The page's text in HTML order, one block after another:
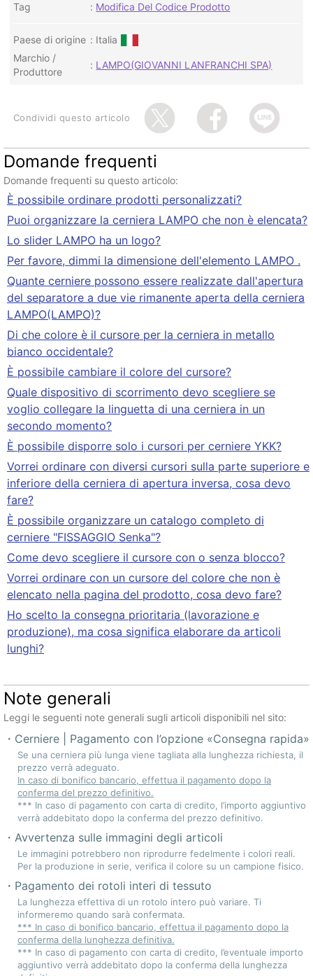
Tag
Modifica Del Codice Prodotto
Paese di origine
Italia
Marchio /
Produttore
LAMPO(GIOVANNI LANFRANCHI SPA)
Condividi questo articolo
Domande frequenti
Domande frequenti su questo articolo:
È possibile ordinare prodotti personalizzati?
Puoi organizzare la cerniera LAMPO che non è elencata?
Lo slider LAMPO ha un logo?
Per favore, dimmi la dimensione dell'elemento LAMPO .
Quante cerniere possono essere realizzate dall'apertura
del separatore a due vie rimanente aperta della cerniera
LAMPO(LAMPO)?
Di che colore è il cursore per la cerniera in metallo
bianco occidentale?
È possibile cambiare il colore del cursore?
Quale dispositivo di scorrimento devo scegliere se
voglio collegare la linguetta di una cerniera in un
secondo momento?
È possibile disporre solo i cursori per cerniere YKK?
Vorrei ordinare con diversi cursori sulla parte superiore e
inferiore della cerniera di apertura inversa, cosa devo
fare?
È possibile organizzare un catalogo completo di
cerniere "FISSAGGIO Senka"?
Come devo scegliere il cursore con o senza blocco?
Vorrei ordinare con un cursore del colore che non è
elencato nella pagina del prodotto, cosa devo fare?
Ho scelto la consegna prioritaria (lavorazione e
produzione), ma cosa significa elaborare da articoli
lunghi?
Note generali
Leggi le seguenti note generali sugli articoli disponibili nel sito:
Cerniere | Pagamento con l’opzione «Consegna rapida»
Se una cerniera più lunga viene tagliata alla lunghezza richiesta, il
prezzo verrà adeguato.
In caso di bonifico bancario, effettua il pagamento dopo la
conferma del prezzo definitivo.
*** In caso di pagamento con carta di credito, l’importo aggiuntivo
verrà addebitato dopo la conferma del prezzo definitivo.
Avvertenza sulle immagini degli articoli
Le immagini potrebbero non riprodurre fedelmente i colori reali.
Per la produzione in serie, verifica il colore su un campione fisico.
Pagamento dei rotoli interi di tessuto
La lunghezza effettiva di un rotolo intero può variare. Ti
informeremo quando sarà confermata.
*** In caso di bonifico bancario, effettua il pagamento dopo la
conferma della lunghezza definitiva.
*** In caso di pagamento con carta di credito, l’eventuale importo
aggiuntivo verrà addebitato dopo la conferma della lunghezza